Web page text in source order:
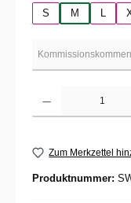
S
M
Zum Merkzettel
Produktnummer: